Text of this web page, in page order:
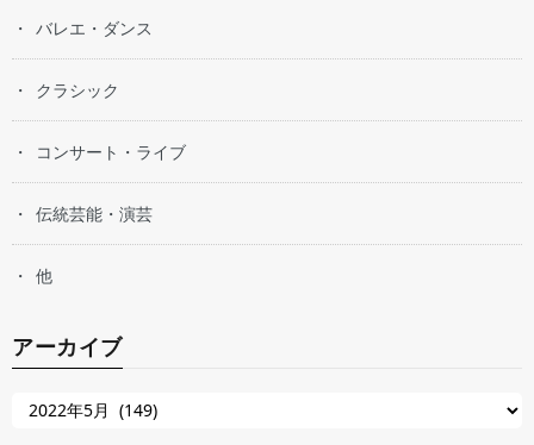
バレエ・ダンス
クラシック
コンサート・ライブ
伝統芸能・演芸
他
アーカイブ